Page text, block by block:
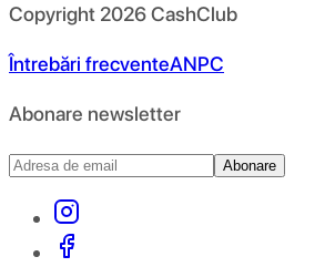
Copyright 2026CashClub
Întrebări frecventeANPC
Abonare newsletter
Abonare